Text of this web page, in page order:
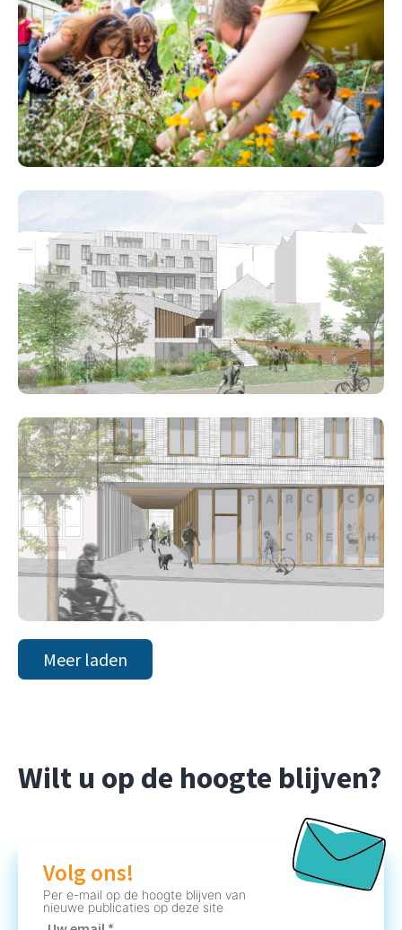
Meer laden
Wilt u op de hoogte blijven?
Volg ons!
Per e-mail op de hoogte blijven van
nieuwe publicaties op deze site